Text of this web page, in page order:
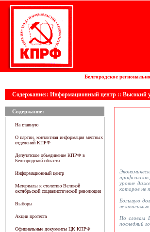
Белгородское
Содержание:: Информационный центр :: Высокий
Содержание:
На главную
О партии, контактная информация местных
отделений КПРФ
Депутатское объединение КПРФ в
Белгородской области
Информационный центр
Материалы к столетию Великой
октябрьской социалистической революции
Выборы
Акции протеста
Официальные документы ЦК КПРФ
уровне
которое не
Большую
По словам
последний